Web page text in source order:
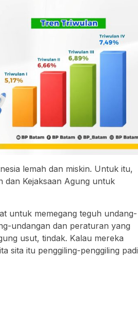
lemah dan miskin. Untuk itu,
dan Kejaksaan Agung untuk
untuk memegang teguh undang-
undangan dan peraturan yang
usut, tindak. Kalau mereka
sita itu penggiling-penggiling padi